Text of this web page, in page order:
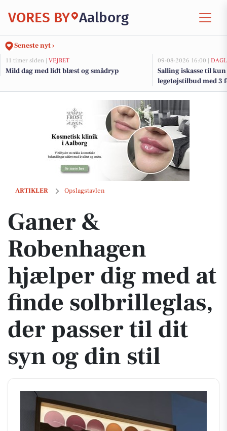
VORES BY Aalborg
Seneste nyt ›
11 timer siden | VEJRET
Mild dag med lidt blæst og smådryp
09-08-2026 16:00 |
Salling iskasse til
legetøjstilbud med 3
ARTIKLER Opslagstavlen
Ganer & Robenhagen hjælper dig med at finde solbrilleglas, der
Ganer &
Robenhagen
hjælper dig med at
finde solbrilleglas,
der passer til dit
syn og din stil